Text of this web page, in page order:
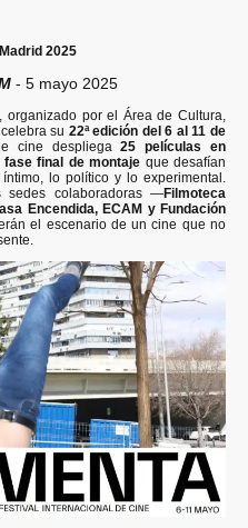
2025
- 5 mayo 2025
, organizado por el Área de Cultura,
su 22ª edición del 6 al 11 de
cine despliega25 películas en
final de montaje que desafían
lo político y lo experimental.
sedes colaboradoras —Filmoteca
Encendida, ECAM y Fundación
el escenario de un cine que no